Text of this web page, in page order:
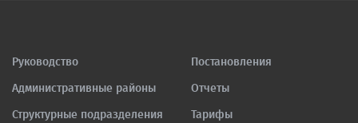
Руководство
Административные районы
Структурные подразделения
Постановления
Отчеты
Тарифы